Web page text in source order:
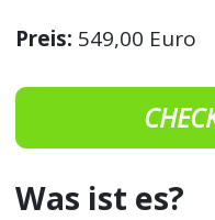
Preis: 549,00 Euro
Was ist es?